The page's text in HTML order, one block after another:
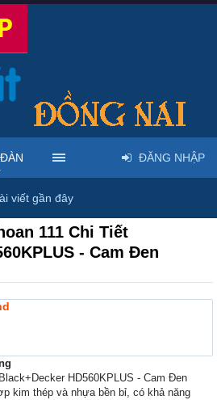
móc & thiết bị công nông nghiệp
111 Chi Tiết
- Cam Đen
HD560KPLUS - Cam Đen
kim thép và nhựa bền bỉ, có khả năng
viết gần đây
ĐĂNG NHẬP